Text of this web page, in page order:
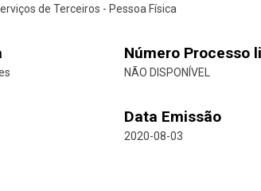
de Terceiros - Pessoa Física
Número Processo
NÃO DISPONÍVEL
Data Emissão
2020-08-03